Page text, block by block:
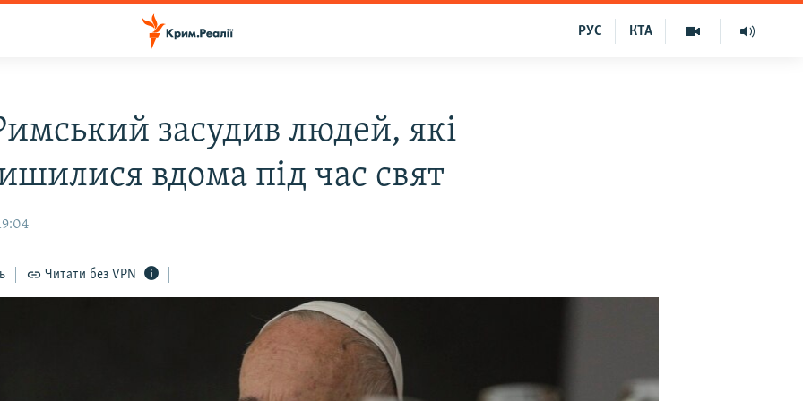
КТА
РУС
засудив людей, які
вдома під час свят
Читати без VPN